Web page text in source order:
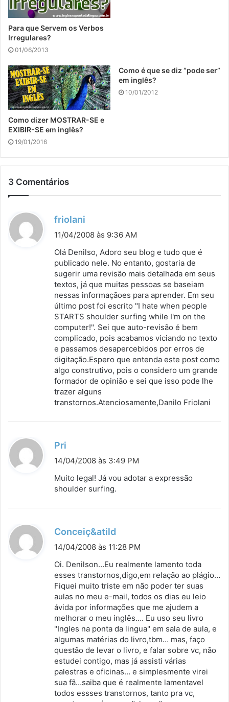
Para que Servem os Verbos
Irregulares?
01/06/2013
Como dizer MOSTRAR-SE e
EXIBIR-SE em inglês?
19/01/2016
Como é que se diz “pode ser”
em inglês?
10/01/2012
3 Comentários
friolani
i
s
e
:
11/04/2008 às 9:36 AM
Olá Denilso, Adoro seu blog e tudo que é
publicado nele. No entanto, gostaria de
sugerir uma revisão mais detalhada em seus
textos, já que muitas pessoas se baseiam
nessas informaçãoes para aprender. Em seu
último post foi escrito "I hate when people
STARTS shoulder surfing while I'm on the
computer!". Sei que auto-revisão é bem
complicado, pois acabamos viciando no texto
e passamos desapercebidos por erros de
digitação.Espero que entenda este post como
algo construtivo, pois o considero um grande
formador de opinião e sei que isso pode lhe
trazer alguns
transtornos.Atenciosamente,Danilo Friolani
Pri
i
s
14/04/2008 às 3:49 PM
Muito legal! Já vou adotar a expressão
shoulder surfing.
Conceiç&atild
i
s
e
:
14/04/2008 às 11:28 PM
Oi. Denilson…Eu realmente lamento toda
esses transtornos,digo,em relação ao plágio…
Fiquei muito triste em não poder ter suas
aulas no meu e-mail, todos os dias eu leio
ávida por informações que me ajudem a
melhorar o meu inglês…. Eu uso seu livro
"Ingles na ponta da lingua" em sala de aula, e
algumas matérias do livro,tbm… mas, faço
questão de levar o livro, e falar sobre vc, não
estudei contigo, mas já assisti várias
palestras e oficinas… e simplesmente virei
sua fã…saiba que é realmente lamentavel
todos essses transtornos, tanto pra vc,